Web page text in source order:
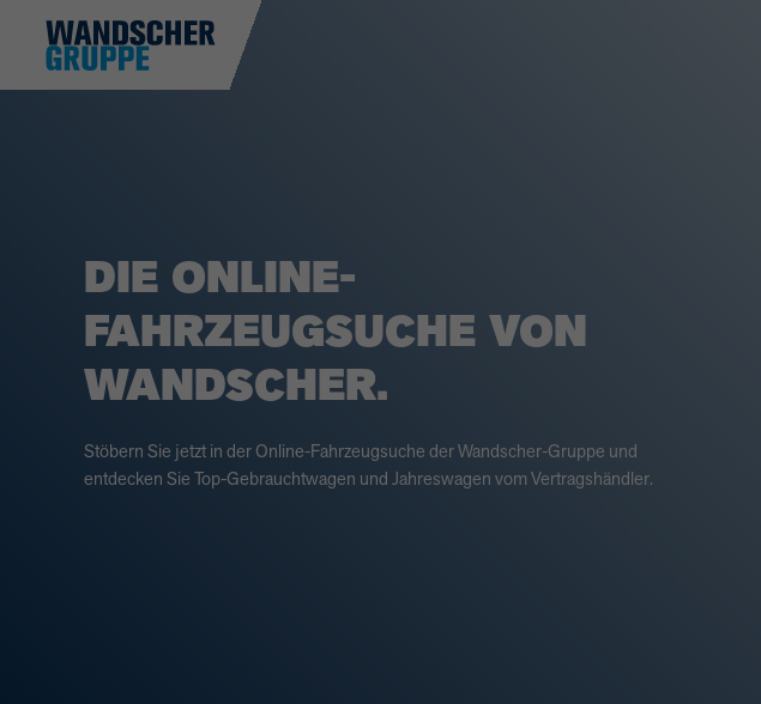
DIE ONLINE-
FAHRZEUGSUCHE VON
WANDSCHER.
Stöbern Sie jetzt in der Online-Fahrzeugsuche der Wandscher-Gruppe und
entdecken Sie Top-Gebrauchtwagen und Jahreswagen vom Vertragshändler.